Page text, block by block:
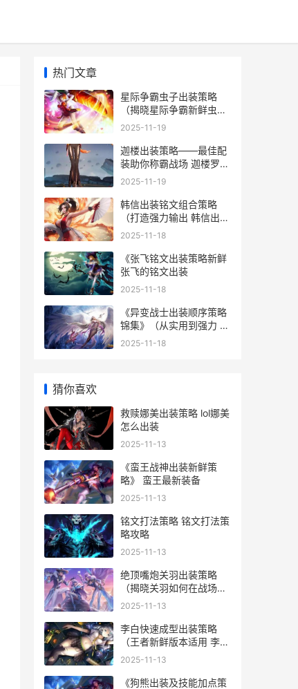
热门文章
星际争霸虫子出装策略
（揭晓星际争霸新鲜虫子
出装组合 星际争霸怎么打
2025-11-19
迦楼出装策略——最佳配
装助你称霸战场 迦楼罗外
观装备
2025-11-19
韩信出装铭文组合策略
（打造强力输出 韩信出装
铭文组合图
2025-11-18
《张飞铭文出装策略新鲜
张飞的铭文出装
2025-11-18
《异变战士出装顺序策略
锦集》（从实用到强力 变
异战士s6
2025-11-18
猜你喜欢
救赎娜美出装策略 lol娜美
怎么出装
2025-11-13
《蛮王战神出装新鲜策
略》 蛮王最新装备
2025-11-13
铭文打法策略 铭文打法策
略攻略
2025-11-13
绝顶嘴炮关羽出装策略
（揭晓关羽如何在战场上
纵横驰骋 绝顶嘴炮关羽出
2025-11-13
李白快速成型出装策略
（王者新鲜版本适用 李白
技巧干货
2025-11-13
《狗熊出装及技能加点策